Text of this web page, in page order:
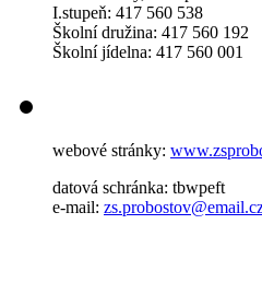
I.stupeň: 417 560 538
Školní družina: 417 560 192
Školní jídelna: 417 560 001
webové stránky:
datová schránka: tbwpeft
e-mail: